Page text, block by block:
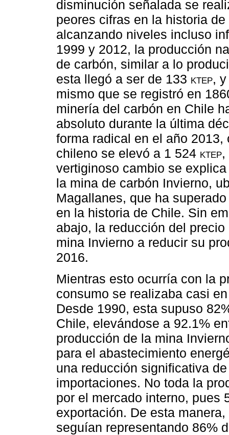
disminución señalada se
peores cifras en la historia
alcanzando niveles incluso
1999 y 2012, la producción
de carbón, similar a lo
esta llegó a ser de 133 ktep,
mismo que se registró en
minería del carbón en Chile
absoluto durante la última
forma radical en el año
chileno se elevó a 1 524 ktep,
vertiginoso cambio se
la mina de carbón Invierno,
Magallanes, que ha
en la historia de Chile. Sin
abajo, la reducción del
mina Invierno a reducir su
2016.
Mientras esto ocurría con la
consumo se realizaba casi
Desde 1990, esta supuso
Chile, elevándose a 92.1%
producción de la mina
para el abastecimiento
una reducción significativa
importaciones. No toda la
por el mercado interno, pues
exportación. De esta
seguían representando 86%